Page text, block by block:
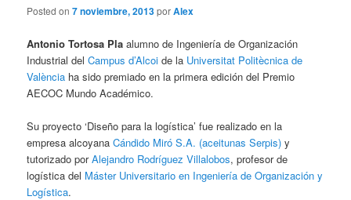
Posted on7 noviembre, 2013porAlex
Antonio Tortosa Pla alumno de Ingeniería de Organización
Industrial delCampus d’Alcoi de la Universitat Politècnica de
València ha sido premiado en la primera edición del Premio
AECOC Mundo Académico.
Su proyecto ‘Diseño para la logística’ fue realizado en la
empresa alcoyanaCándido Miró S.A. (aceitunas Serpis) y
tutorizado porAlejandro Rodríguez Villalobos, profesor de
logística del Máster Universitario en Ingeniería de Organización y
Logística.